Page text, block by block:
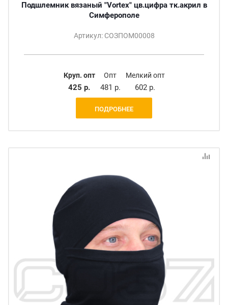
Подшлемник вязаный "Vortex" цв.цифра тк.акрил в
Симферополе
Артикул: СОЗПОМ00008
Круп. опт
425 р.
Опт
481 р.
Мелкий опт
602 р.
ПОДРОБНЕЕ